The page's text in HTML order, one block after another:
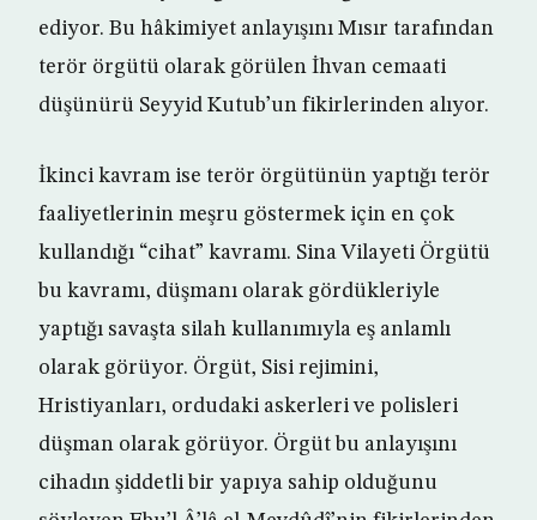
ediyor. Bu hâkimiyet anlayışını Mısır tarafından
terör örgütü olarak görülen İhvan cemaati
düşünürü Seyyid Kutub’un fikirlerinden alıyor.
İkinci kavram ise terör örgütünün yaptığı terör
faaliyetlerinin meşru göstermek için en çok
kullandığı “cihat” kavramı. Sina Vilayeti Örgütü
bu kavramı, düşmanı olarak gördükleriyle
yaptığı savaşta silah kullanımıyla eş anlamlı
olarak görüyor. Örgüt, Sisi rejimini,
Hristiyanları, ordudaki askerleri ve polisleri
düşman olarak görüyor. Örgüt bu anlayışını
cihadın şiddetli bir yapıya sahip olduğunu